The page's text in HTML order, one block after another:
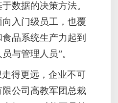
数据的决策方法。
入门级员工，也覆
品系统生产力起到
与管理人员”。
得更远，企业不可
公司高教军团总裁